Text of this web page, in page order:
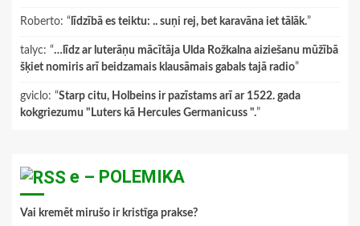
Roberto: “ līdzībā es teiktu: .. suņi rej, bet karavāna iet tālāk.”
talyc: “…līdz ar luterāņu mācītāja Ulda Rožkalna aiziešanu mūžībā
šķiet nomiris arī beidzamais klausāmais gabals tajā radio”
gviclo: “Starp citu, Holbeins ir pazīstams arī ar 1522. gada
kokgriezumu "Luters kā Hercules Germanicuss ".”
e – POLEMIKA
Vai kremēt mirušo ir kristīga prakse?